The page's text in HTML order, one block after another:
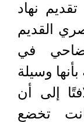
نهاد
القديم
في
بأنها وسيلة
إلى أن
تخضع